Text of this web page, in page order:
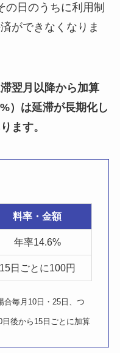
の日のうちに利用制
ができなくなりま
翌月以降から加算
）は延滞が長期化し
ます。
料率・金額
年率14.6%
15日ごとに100円
毎月10日・25日、つ
後から15日ごとに加算